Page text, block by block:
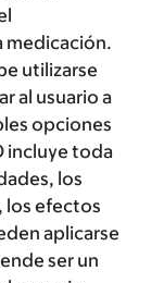
medicación.
utilizarse
al usuario a
opciones
incluye toda
los
los efectos
aplicarse
ser un